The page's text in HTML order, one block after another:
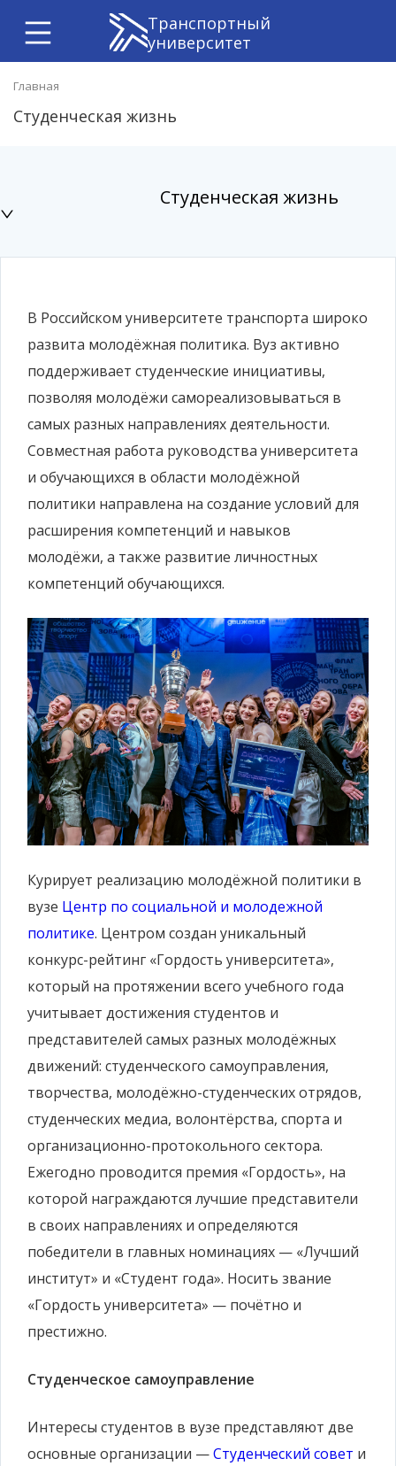
Транспортный
университет
Главная
Студенческая жизнь
В Российском университете транспорта широко
развита молодёжная политика. Вуз активно
поддерживает студенческие инициативы,
позволяя молодёжи самореализовываться в
самых разных направлениях деятельности.
Совместная работа руководства университета
и обучающихся в области молодёжной
политики направлена на создание условий для
расширения компетенций и навыков
молодёжи, а также развитие личностных
компетенций обучающихся.
Курирует реализацию молодёжной политики в
вузе Центр по социальной и молодежной
политике. Центром создан уникальный
конкурс-рейтинг «Гордость университета»,
который на протяжении всего учебного года
учитывает достижения студентов и
представителей самых разных молодёжных
движений: студенческого самоуправления,
творчества, молодёжно-студенческих отрядов,
студенческих медиа, волонтёрства, спорта и
организационно-протокольного сектора.
Ежегодно проводится премия «Гордость», на
которой награждаются лучшие представители
в своих направлениях и определяются
победители в главных номинациях — «Лучший
институт» и «Студент года». Носить звание
«Гордость университета» — почётно и
престижно.
Студенческое самоуправление
Интересы студентов в вузе представляют две
основные организации —Студенческий совет и
Студенческая жизнь